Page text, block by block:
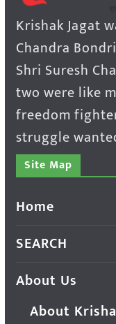
Krishak Jagat
Chandra
Shri Suresh
two were like
freedom
struggle
Site Map
Home
SEARCH
About Us
About